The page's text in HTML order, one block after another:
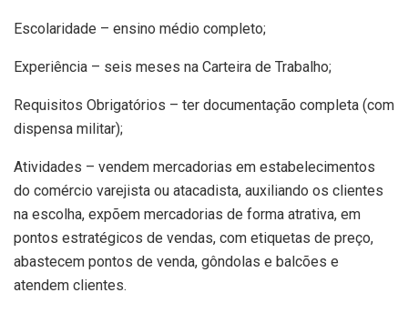
Escolaridade – ensino médio completo;
Experiência – seis meses na Carteira de Trabalho;
Requisitos Obrigatórios – ter documentação completa (com
dispensa militar);
Atividades – vendem mercadorias em estabelecimentos
do comércio varejista ou atacadista, auxiliando os clientes
na escolha, expõem mercadorias de forma atrativa, em
pontos estratégicos de vendas, com etiquetas de preço,
abastecem pontos de venda, gôndolas e balcões e
atendem clientes.